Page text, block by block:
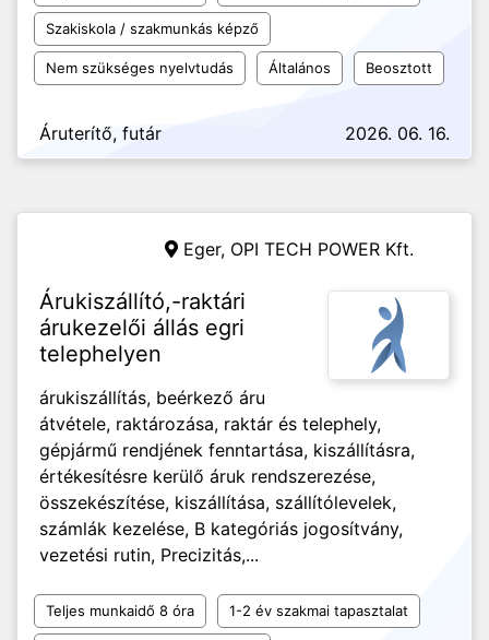
Szakiskola / szakmunkás képző
Nem szükséges nyelvtudás Általános Beosztott
Áruterítő, futár 2026. 06. 16.
Eger, OPI TECH POWER Kft.
Árukiszállító,-raktári
árukezelői állás egri
telephelyen
árukiszállítás, beérkező áru
átvétele, raktározása, raktár és telephely,
gépjármű rendjének fenntartása, kiszállításra,
értékesítésre kerülő áruk rendszerezése,
összekészítése, kiszállítása, szállítólevelek,
számlák kezelése, B kategóriás jogosítvány,
vezetési rutin, Precizitás,...
Teljes munkaidő 8 óra 1-2 év szakmai tapasztalat